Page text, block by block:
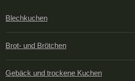
Blechkuchen
Brot- und Brötchen
Gebäck und trockene Kuchen